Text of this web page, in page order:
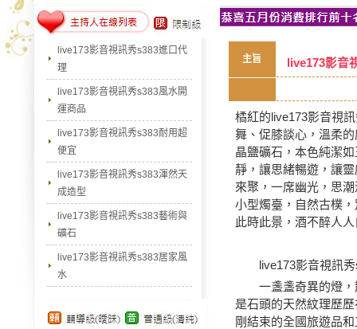
live173影音視訊秀s383進口代
理
live173影音視訊秀s383風水開
運商品
live173影音視訊秀s383耐用超
便宜
live173影音視訊秀s383渾然天
成造型
live173影音視訊秀s383藝術與
礦石
live173影音視訊秀s383居家風
水
主旨 live173影音
橘紅的live173影音視
舞、促膝談心，溫柔
晶鹽礦石，本色純潔
靜，讓思緒暢遊，讓
來聚，一席幽光，思
小型燭臺，自然古樸
此時此景，酒不醉人
live173影音視訊
一盞盞奇異的燈，
是石頭的天然紋理歷
剛結束的全國旅遊品